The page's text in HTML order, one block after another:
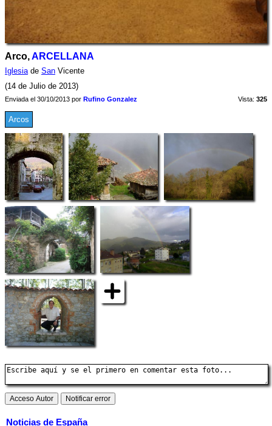
Arco,ARCELLANA
Iglesia de San Vicente
(14 de Julio de 2013)
Enviada el 30/10/2013 por Rufino Gonzalez Vista: 325
Arcos
Noticias de España